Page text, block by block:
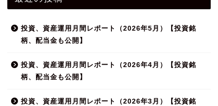
投資、資産運用月間レポート（2026年5月）【投資銘
柄、配当金も公開】
投資、資産運用月間レポート（2026年4月）【投資銘
柄、配当金も公開】
投資、資産運用月間レポート（2026年3月）【投資銘